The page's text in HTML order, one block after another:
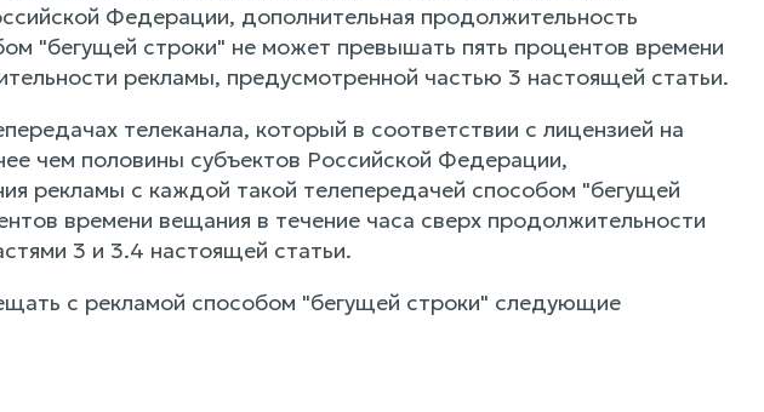
Федерации, дополнительная продолжительность
"бегущей строки" не может превышать пять процентов времени
рекламы, предусмотренной частью 3 настоящей статьи.
телеканала, который в соответствии с лицензией на
чем половины субъектов Российской Федерации,
рекламы с каждой такой телепередачей способом "бегущей
времени вещания в течение часа сверх продолжительности
3 и 3.4 настоящей статьи.
с рекламой способом "бегущей строки" следующие